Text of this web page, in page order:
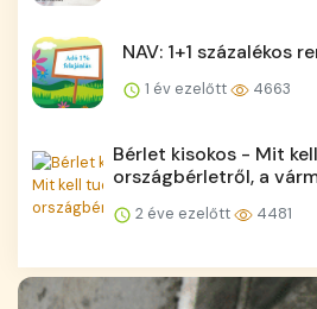
NAV: 1+1 százalékos
1 év ezelőtt 4663
Bérlet kisokos - Mit
országbérletről, a
2 éve ezelőtt 4481